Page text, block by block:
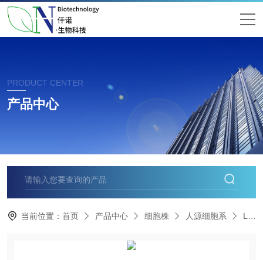
PRODUCT CENTER
产品中心
当前位置： 首页 产品中心 细胞株 人源细胞系 LN-340星形细胞瘤分级IV细胞